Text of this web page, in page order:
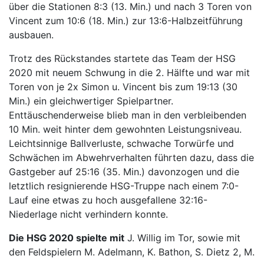
über die Stationen 8:3 (13. Min.) und nach 3 Toren von
Vincent zum 10:6 (18. Min.) zur 13:6-Halbzeitführung
ausbauen.
Trotz des Rückstandes startete das Team der HSG
2020 mit neuem Schwung in die 2. Hälfte und war mit
Toren von je 2x Simon u. Vincent bis zum 19:13 (30
Min.) ein gleichwertiger Spielpartner.
Enttäuschenderweise blieb man in den verbleibenden
10 Min. weit hinter dem gewohnten Leistungsniveau.
Leichtsinnige Ballverluste, schwache Torwürfe und
Schwächen im Abwehrverhalten führten dazu, dass die
Gastgeber auf 25:16 (35. Min.) davonzogen und die
letztlich resignierende HSG-Truppe nach einem 7:0-
Lauf eine etwas zu hoch ausgefallene 32:16-
Niederlage nicht verhindern konnte.
Die HSG 2020 spielte mit J. Willig im Tor, sowie mit
den Feldspielern M. Adelmann, K. Bathon, S. Dietz 2, M.